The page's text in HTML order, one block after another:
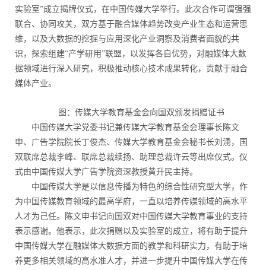
实验室”成立揭牌仪式，在中国传媒大学举行。此次合作可谓强强
联合、协同攻关，双方基于融合媒体趋势改变产业生态和运营思
维，以及大数据的挖掘与应用深化产业洞察及消费者面貌的共
识，探索组建“产学研用”联盟，以发挥各自优势，对融媒体大数
据领域进行深入研究，积极推动核心技术成果转化，贡献于融合
媒体产业。
图：传媒大学教育基金会向国双颁发捐赠证书
中国传媒大学党委书记兼传媒大学教育基金会理事长陈文
申、广告学院院长丁俊杰、传媒大学教育基金会秘书长刘湧，国
双联席总裁李峰、联席总裁续扬、助理总裁许云等出席仪式。仪
式由中国传媒大学广告学院资深教授黄升民主持。
中国传媒大学是以信息传播为特色的综合性研究型大学，作
为中国传媒教育领域的最高学府，一直以培养传媒领域的高水平
人才为己任。陈文申书记向国双对中国传媒大学教育事业的支持
表示感谢。他表示，此次捐赠以及实验室的成立，将有助于提升
中国传媒大学在融媒体大数据方面的教学和科研实力，有助于培
养更多相关领域的高水准人才，并进一步提升中国传媒大学在传